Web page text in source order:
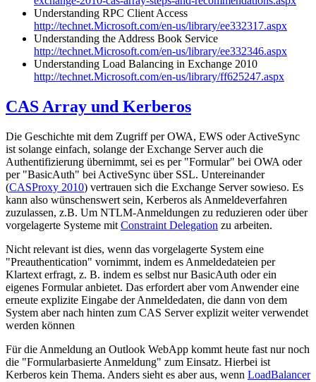
Understanding RPC Client Access
http://technet.Microsoft.com/en-us/library/ee332317.aspx
Understanding the Address Book Service
http://technet.Microsoft.com/en-us/library/ee332346.aspx
Understanding Load Balancing in Exchange 2010
http://technet.Microsoft.com/en-us/library/ff625247.aspx
CAS Array und Kerberos
Die Geschichte mit dem Zugriff per OWA, EWS oder ActiveSync
ist solange einfach, solange der Exchange Server auch die
Authentifizierung übernimmt, sei es per "Formular" bei OWA oder
per "BasicAuth" bei ActiveSync über SSL. Untereinander
(CASProxy 2010) vertrauen sich die Exchange Server sowieso. Es
kann also wünschenswert sein, Kerberos als Anmeldeverfahren
zuzulassen, z.B. Um NTLM-Anmeldungen zu reduzieren oder über
vorgelagerte Systeme mit Constraint Delegation zu arbeiten.
Nicht relevant ist dies, wenn das vorgelagerte System eine
"Preauthentication" vornimmt, indem es Anmeldedateien per
Klartext erfragt, z. B. indem es selbst nur BasicAuth oder ein
eigenes Formular anbietet. Das erfordert aber vom Anwender eine
erneute explizite Eingabe der Anmeldedaten, die dann von dem
System aber nach hinten zum CAS Server explizit weiter verwendet
werden können
Für die Anmeldung an Outlook WebApp kommt heute fast nur noch
die "Formularbasierte Anmeldung" zum Einsatz. Hierbei ist
Kerberos kein Thema. Anders sieht es aber aus, wenn LoadBalancer